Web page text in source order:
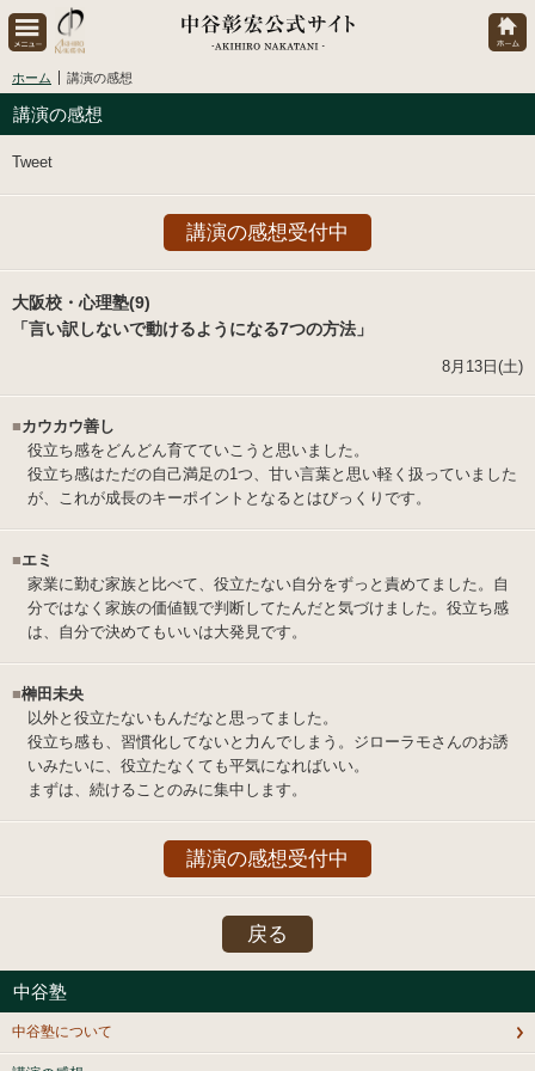
ホーム 講演の感想
講演の感想
Tweet
講演の感想受付中
大阪校・心理塾(9)
「言い訳しないで動けるようになる7つの方法」
8月13日(土)
■カウカウ善し
役立ち感をどんどん育てていこうと思いました。
役立ち感はただの自己満足の1つ、甘い言葉と思い軽く扱っていました
が、これが成長のキーポイントとなるとはびっくりです。
■エミ
家業に勤む家族と比べて、役立たない自分をずっと責めてました。自
分ではなく家族の価値観で判断してたんだと気づけました。役立ち感
は、自分で決めてもいいは大発見です。
■榊田未央
以外と役立たないもんだなと思ってました。
役立ち感も、習慣化してないと力んでしまう。ジローラモさんのお誘
いみたいに、役立たなくても平気になればいい。
まずは、続けることのみに集中します。
講演の感想受付中
戻る
中谷塾
中谷塾について